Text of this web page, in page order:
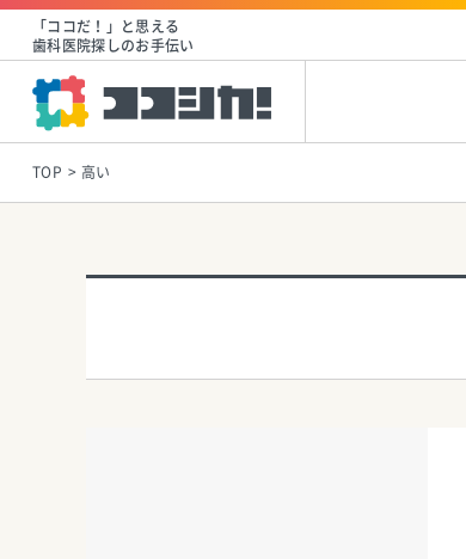
「ココだ！」と思える
歯科医院探しのお手伝い
TOP 高い